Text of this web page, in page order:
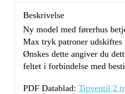
Beskrivelse
Ny model med førerhus
Max tryk patroner udskiftes
Ønskes dette angiver du
feltet i forbindelse med
PDF Datablad: Tipventil 2